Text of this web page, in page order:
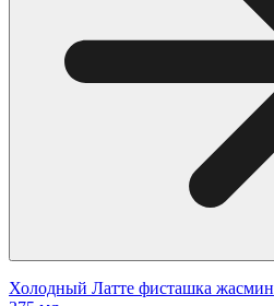
Холодный Латте фисташка жасмин